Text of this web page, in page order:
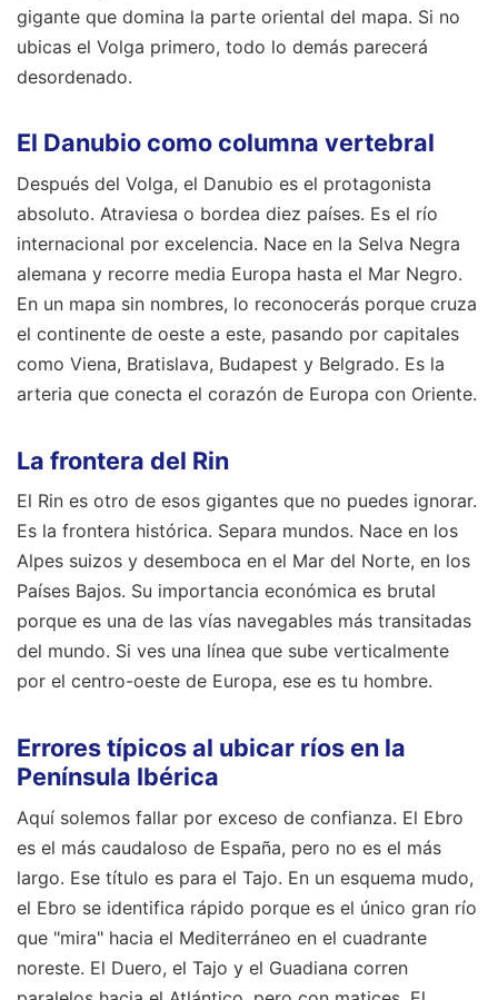
gigante que domina la parte oriental del mapa. Si no
ubicas el Volga primero, todo lo demás parecerá
desordenado.
El Danubio como columna vertebral
Después del Volga, el Danubio es el protagonista
absoluto. Atraviesa o bordea diez países. Es el río
internacional por excelencia. Nace en la Selva Negra
alemana y recorre media Europa hasta el Mar Negro.
En un mapa sin nombres, lo reconocerás porque cruza
el continente de oeste a este, pasando por capitales
como Viena, Bratislava, Budapest y Belgrado. Es la
arteria que conecta el corazón de Europa con Oriente.
La frontera del Rin
El Rin es otro de esos gigantes que no puedes ignorar.
Es la frontera histórica. Separa mundos. Nace en los
Alpes suizos y desemboca en el Mar del Norte, en los
Países Bajos. Su importancia económica es brutal
porque es una de las vías navegables más transitadas
del mundo. Si ves una línea que sube verticalmente
por el centro-oeste de Europa, ese es tu hombre.
Errores típicos al ubicar ríos en la
Península Ibérica
Aquí solemos fallar por exceso de confianza. El Ebro
es el más caudaloso de España, pero no es el más
largo. Ese título es para el Tajo. En un esquema mudo,
el Ebro se identifica rápido porque es el único gran río
que "mira" hacia el Mediterráneo en el cuadrante
noreste. El Duero, el Tajo y el Guadiana corren